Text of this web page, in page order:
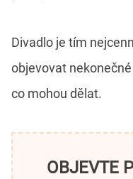
Divadlo je tím
objevovat
co mohou dělat.
OBJEVTE